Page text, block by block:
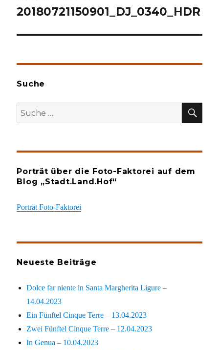
20180721150901_DJ_0340_HDR
Suche
Suche
nach:
Porträt über die Foto-Faktorei auf dem
Blog „Stadt.Land.Hof“
Porträt Foto-Faktorei
Neueste Beiträge
Dolce far niente in Santa Margherita Ligure –
14.04.2023
Ein Fünftel Cinque Terre – 13.04.2023
Zwei Fünftel Cinque Terre – 12.04.2023
In Genua – 10.04.2023